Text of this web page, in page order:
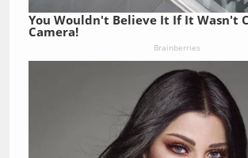
You Wouldn't Believe It If It Wasn't
Camera!
Brainberries